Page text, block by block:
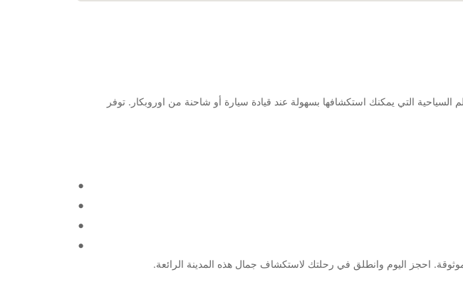
السياحية التي يمكنك استكشافها بسهولة عند قيادة سيارة أو شاحنة من اوروبكار. توفر
احجز اليوم وانطلق في رحلتك لاستكشاف جمال هذه المدينة الرائعة.